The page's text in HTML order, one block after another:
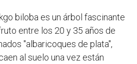
biloba es un árbol fascinante
entre los 20 y 35 años de
"albaricoques de plata",
al suelo una vez están